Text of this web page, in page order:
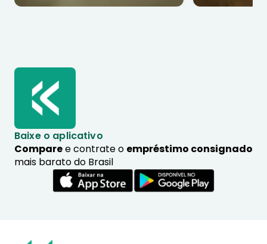
Baixe o aplicativo
Comparee contrate o empréstimo consignado
mais barato do Brasil